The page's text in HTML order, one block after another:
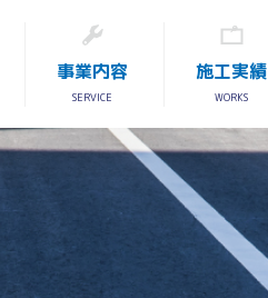
事業内容
SERVICE
施工実績
WORKS